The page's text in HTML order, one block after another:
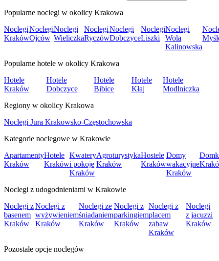
Popularne noclegi w okolicy Krakowa
Noclegi
Kraków
Noclegi
Ojców
Noclegi
Wieliczka
Noclegi
Ryczów
Noclegi
Dobczyce
Noclegi
Liszki
Noclegi
Wola
Kalinowska
Popularne hotele w okolicy Krakowa
Hotele
Kraków
Hotele
Dobczyce
Hotele
Bibice
Hotele
Kłaj
Hotele
Modlniczka
Regiony w okolicy Krakowa
Noclegi Jura Krakowsko-Częstochowska
Kategorie noclegowe w Krakowie
Apartamenty
Kraków
Hotele
Kraków
Kwatery
i pokoje
Kraków
Agroturystyka
Kraków
Hostele
Kraków
Domy
wakacyjne
Kraków
Noclegi z udogodnieniami w Krakowie
Noclegi z
basenem
Kraków
Noclegi z
wyżywieniem
Kraków
Noclegi ze
śniadaniem
Kraków
Noclegi z
parkingiem
Kraków
Noclegi z
placem
zabaw
Kraków
Noclegi
z jacuzzi
Kraków
Pozostałe opcje noclegów